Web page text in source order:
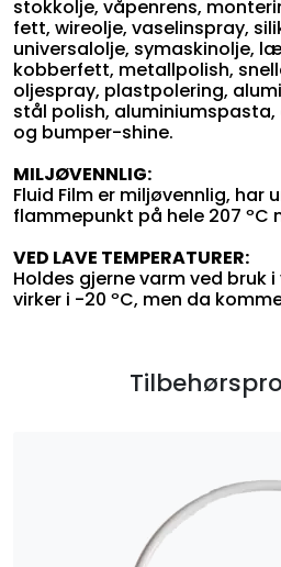
stokkolje, våpenrens,
fett, wireolje, vaselinspray,
universalolje, symaskinolje,
kobberfett, metallpolish,
oljespray, plastpolering,
stål polish,
og bumper-shine.
MILJØVENNLIG:
Fluid Film er miljøvennlig, har
flammepunkt på hele 207 ºC
VED LAVE TEMPERATURER:
Holdes gjerne varm ved bruk
virker i -20 ºC, men da